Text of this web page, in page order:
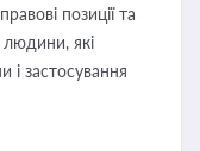
позиції та
які
застосування